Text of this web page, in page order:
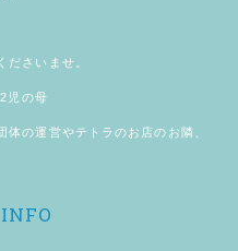
ださいませ。
児の母
体の運営やテトラのお店のお隣、